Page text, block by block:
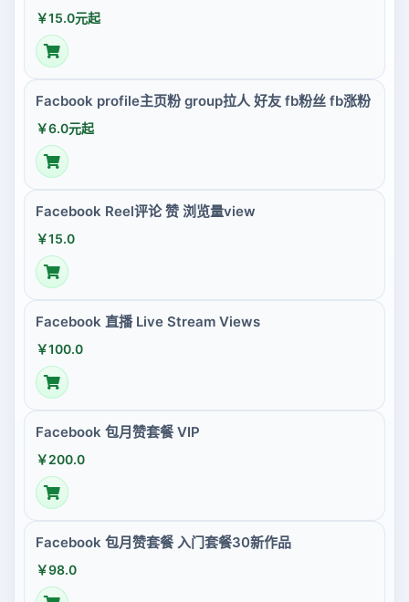
￥15.0元起
Facbook profile主页粉 group拉人 好友 fb粉丝 fb涨粉
￥6.0元起
Facebook Reel评论 赞 浏览量view
￥15.0
Facebook 直播 Live Stream Views
￥100.0
Facebook 包月赞套餐 VIP
￥200.0
Facebook 包月赞套餐 入门套餐30新作品
￥98.0